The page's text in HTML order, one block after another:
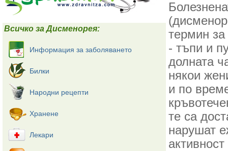
Всичко за Дисменорея:
Информация за заболяването
Билки
Народни рецепти
Хранене
Лекари
термин
- тъпи и
долната
някои
и по
те са
нарушат